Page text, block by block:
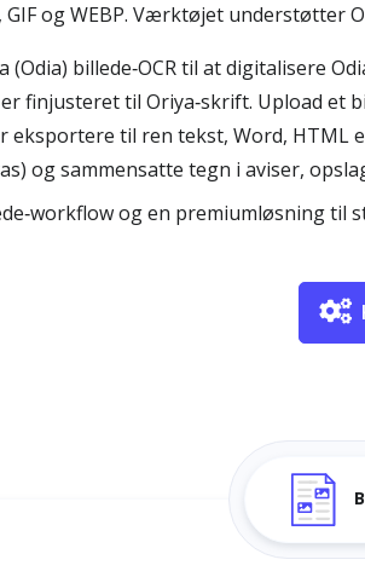
GIF og WEBP. Værktøjet understøtter
(Odia) billede‑OCR til at digitalisere
er finjusteret til Oriya‑skrift. Upload
eksportere til ren tekst, Word, HTML
og sammensatte tegn i aviser,
og en premiumløsning til